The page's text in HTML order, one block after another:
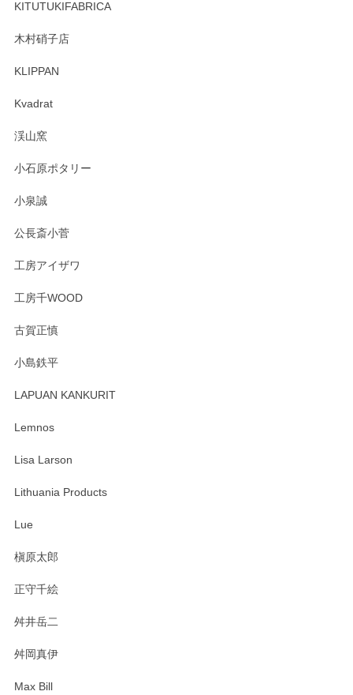
淡いグリーンのカラーがとても可愛いです❤️ ありがとうござ
す。 素敵な湯呑みでとても気に入りました。 発送も早く、
たm(_)m
います。無事に届いたようで安心いたしまし
KITUTUKIFABRICA
木村硝子店
KLIPPAN
Kvadrat
渓山窯
小石原ポタリー
小泉誠
公長斎小菅
工房アイザワ
工房千WOOD
古賀正慎
小島鉄平
LAPUAN KANKURIT
Lemnos
Lisa Larson
Lithuania Products
Lue
槇原太郎
正守千絵
舛井岳二
舛岡真伊
Max Bill